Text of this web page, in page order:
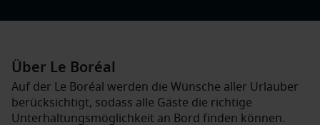
Über Le Boréal
Auf der Le Boréal werden die Wünsche aller Urlauber
berücksichtigt, sodass alle Gäste die richtige
Unterhaltungsmöglichkeit an Bord finden können.